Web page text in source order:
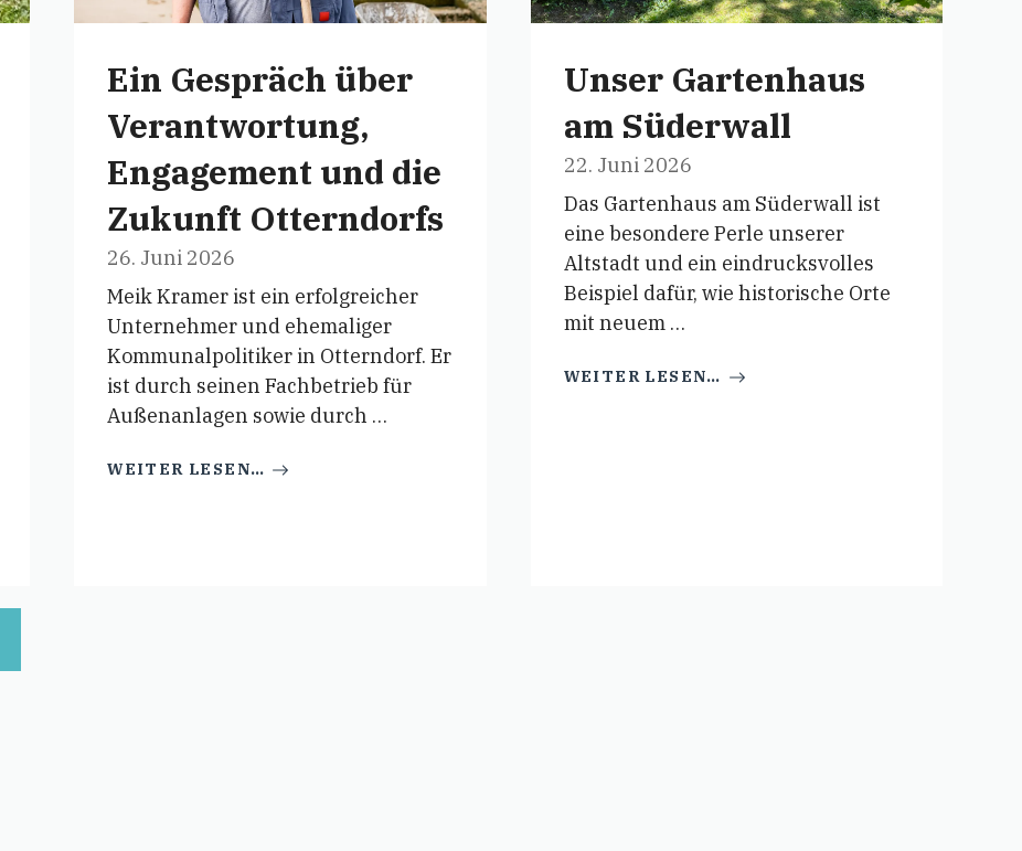
Ein Gespräch über
Verantwortung,
Engagement und die
Zukunft Otterndorfs
26. Juni 2026
Meik Kramer ist ein erfolgreicher
Unternehmer und ehemaliger
Kommunalpolitiker in Otterndorf. Er
ist durch seinen Fachbetrieb für
Außenanlagen sowie durch …
WEITER LESEN…
Unser Gartenhaus
am Süderwall
22. Juni 2026
Das Gartenhaus am Süderwall ist
eine besondere Perle unserer
Altstadt und ein eindrucksvolles
Beispiel dafür, wie historische Orte
mit neuem …
WEITER LESEN…